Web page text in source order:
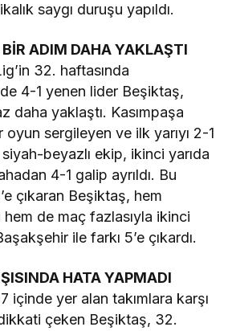
saygı duruşu yapıldı.
ADIM DAHA YAKLAŞTI
32. haftasında
4-1 yenen lider Beşiktaş,
daha yaklaştı. Kasımpaşa
oyun sergileyen ve ilk yarıyı 2-1
beyazlı ekip, ikinci yarıda
4-1 galip ayrıldı. Bu
çıkaran Beşiktaş, hem
de maç fazlasıyla ikinci
ile farkı 5’e çıkardı.
HATA YAPMADI
içinde yer alan takımlara karşı
çeken Beşiktaş, 32.